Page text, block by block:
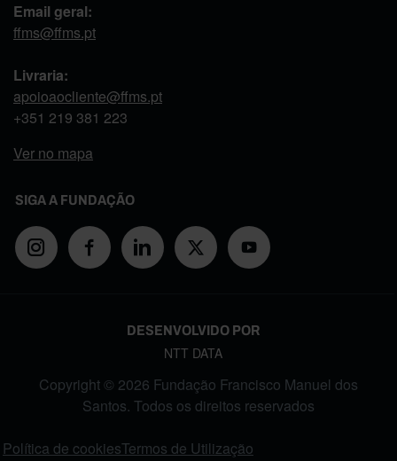
Email geral:
ffms@ffms.pt
Livraria:
apoioaocliente@ffms.pt
+351 219 381 223
Ver no mapa
SIGA A FUNDAÇÃO
DESENVOLVIDO POR
NTT DATA
Copyright © 2026 Fundação Francisco Manuel dos
Santos. Todos os direitos reservados
Política de cookiesTermos de Utilização